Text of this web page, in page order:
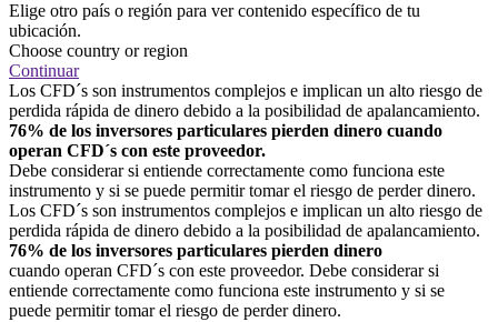
Elige otro país o región para ver contenido específico de tu
ubicación.
Choose country or region
Continuar
Los CFD´s son instrumentos complejos e implican un alto riesgo de
perdida rápida de dinero debido a la posibilidad de apalancamiento.
76% de los inversores particulares pierden dinero cuando
operan CFD´s con este proveedor.
Debe considerar si entiende correctamente como funciona este
instrumento y si se puede permitir tomar el riesgo de perder dinero.
Los CFD´s son instrumentos complejos e implican un alto riesgo de
perdida rápida de dinero debido a la posibilidad de apalancamiento.
76% de los inversores particulares pierden dinero
cuando operan CFD´s con este proveedor. Debe considerar si
entiende correctamente como funciona este instrumento y si se
puede permitir tomar el riesgo de perder dinero.